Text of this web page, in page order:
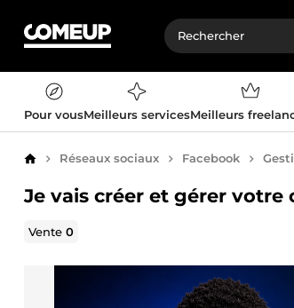
Pour vousMeilleurs servicesMeilleurs
AccueilRéseaux sociaux Facebook
Je vais créer et gérer
Vente0